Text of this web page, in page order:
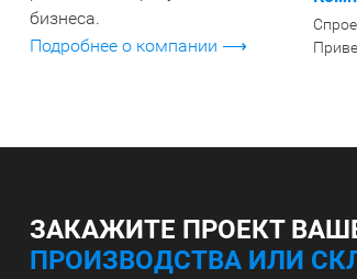
бизнеса.
Подробнее о компании ⟶
ЗАКАЖИТЕ ПРОЕКТ
ПРОИЗВОДСТВА ИЛИ